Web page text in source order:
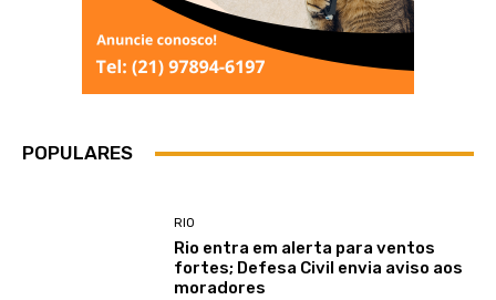
POPULARES
RIO
Rio entra em alerta para ventos
fortes; Defesa Civil envia aviso aos
moradores